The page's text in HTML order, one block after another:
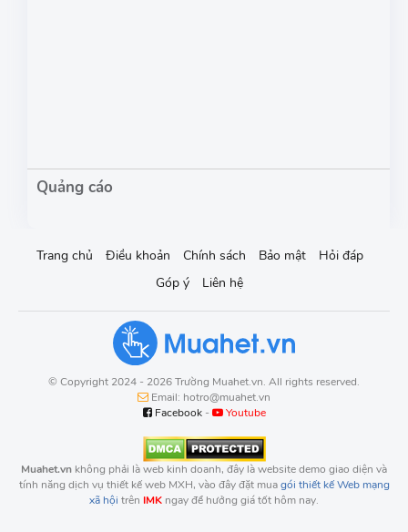
Trang chủ Điều khoản Chính sách Bảo mật
Hỏi đáp
Góp ý
Liên hệ
© Copyright 2024 - 2026 Trường Muahet.vn. All rights reserved.
Email: hotro@muahet.vn
Facebook- Youtube
Muahet.vn không phải là web kinh doanh, đây là website demo giao diện và
tính năng dịch vụ thiết kế web MXH, vào đây đặt muagói thiết kế Web mạng
xã hội trên IMK ngay để hưởng giá tốt hôm nay.